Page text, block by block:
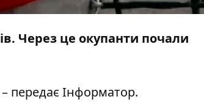
Через це окупанти почали
передає Інформатор.